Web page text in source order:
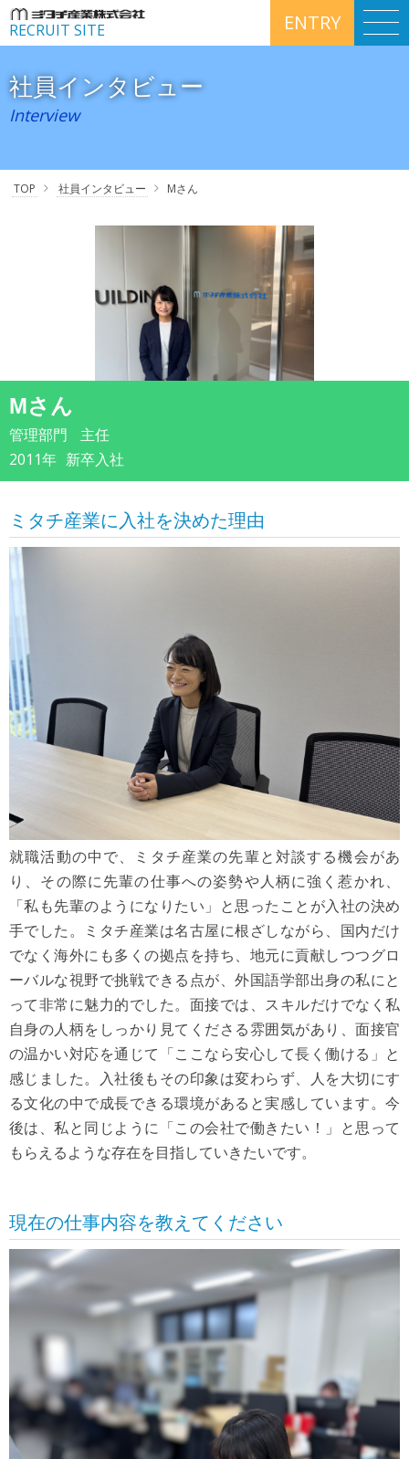
RECRUIT SITE ENTRY
社員インタビュー
Interview
TOP 社員インタビュー Mさん
Mさん
管理部門
主任
2011年 新卒入社
ミタチ産業に入社を決めた理由
就職活動の中で、ミタチ産業の先輩と対談する機会があ
り、その際に先輩の仕事への姿勢や人柄に強く惹かれ、
「私も先輩のようになりたい」と思ったことが入社の決め
手でした。ミタチ産業は名古屋に根ざしながら、国内だけ
でなく海外にも多くの拠点を持ち、地元に貢献しつつグロ
ーバルな視野で挑戦できる点が、外国語学部出身の私にと
って非常に魅力的でした。面接では、スキルだけでなく私
自身の人柄をしっかり見てくださる雰囲気があり、面接官
の温かい対応を通じて「ここなら安心して長く働ける」と
感じました。入社後もその印象は変わらず、人を大切にす
る文化の中で成長できる環境があると実感しています。今
後は、私と同じように「この会社で働きたい！」と思って
もらえるような存在を目指していきたいです。
現在の仕事内容を教えてください